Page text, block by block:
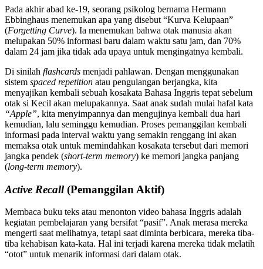
Pada akhir abad ke-19, seorang psikolog bernama Hermann
Ebbinghaus menemukan apa yang disebut “Kurva Kelupaan”
(Forgetting Curve). Ia menemukan bahwa otak manusia akan
melupakan 50% informasi baru dalam waktu satu jam, dan 70%
dalam 24 jam jika tidak ada upaya untuk mengingatnya kembali.
Di sinilah flashcards menjadi pahlawan. Dengan menggunakan
sistem spaced repetition atau pengulangan berjangka, kita
menyajikan kembali sebuah kosakata Bahasa Inggris tepat sebelum
otak si Kecil akan melupakannya. Saat anak sudah mulai hafal kata
“Apple”, kita menyimpannya dan mengujinya kembali dua hari
kemudian, lalu seminggu kemudian. Proses pemanggilan kembali
informasi pada interval waktu yang semakin renggang ini akan
memaksa otak untuk memindahkan kosakata tersebut dari memori
jangka pendek (short-term memory) ke memori jangka panjang
(long-term memory).
Active Recall(Pemanggilan Aktif)
Membaca buku teks atau menonton video bahasa Inggris adalah
kegiatan pembelajaran yang bersifat “pasif”. Anak merasa mereka
mengerti saat melihatnya, tetapi saat diminta berbicara, mereka tiba-
tiba kehabisan kata-kata. Hal ini terjadi karena mereka tidak melatih
“otot” untuk menarik informasi dari dalam otak.